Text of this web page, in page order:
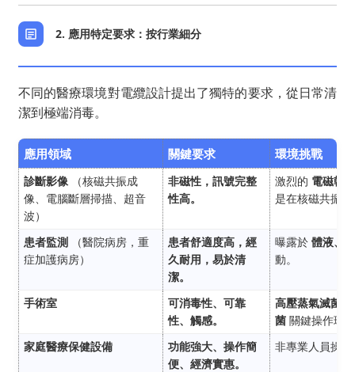
2. 應用特定要求：按行業細分
不同的醫療環境對電纜設計提出了獨特的要求，從日常清
潔到極端消毒。
應用領域 關鍵要求 環境挑戰
診斷影像 （核磁共振成
像、電腦斷層掃描、超音
波）
非磁性，訊號完整
性高。
激烈的 電磁幹
是在核磁共振
患者監測（醫院病房，重
症加護病房）
患者舒適度高，經
久耐用，易於清
潔。
曝露於 體液、
動。
手術室
可消毒性、可靠
性、觸感。
高壓蒸氣滅菌
菌關鍵操作環
家庭醫療保健設備
功能強大、操作簡
便、經濟實惠。
非專業人員操